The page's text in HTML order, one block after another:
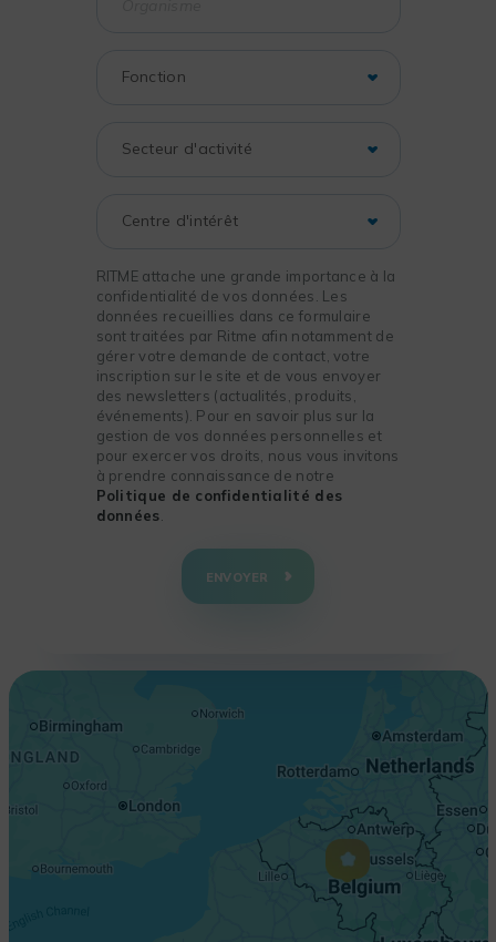
RITME attache une grande importance à la
confidentialité de vos données. Les
données recueillies dans ce formulaire
sont traitées par Ritme afin notamment de
gérer votre demande de contact, votre
inscription sur le site et de vous envoyer
des newsletters (actualités, produits,
événements). Pour en savoir plus sur la
gestion de vos données personnelles et
pour exercer vos droits, nous vous invitons
à prendre connaissance de notre
Politique de confidentialité des
données
ENVOYER